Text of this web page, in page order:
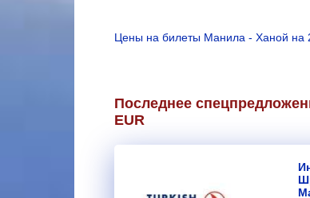
Цены на билеты Манила - Ханой на
Последнее
EUR